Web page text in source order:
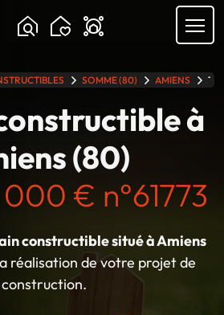
Chargement...SOMME (80) AMIENS
à
(80)
€ n°61773
constructible situé à Amiens
réalisation de votre projet de
construction.